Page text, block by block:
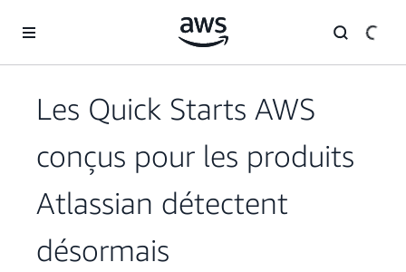
Les Quick Starts AWS
conçus pour les produits
Atlassian détectent
désormais